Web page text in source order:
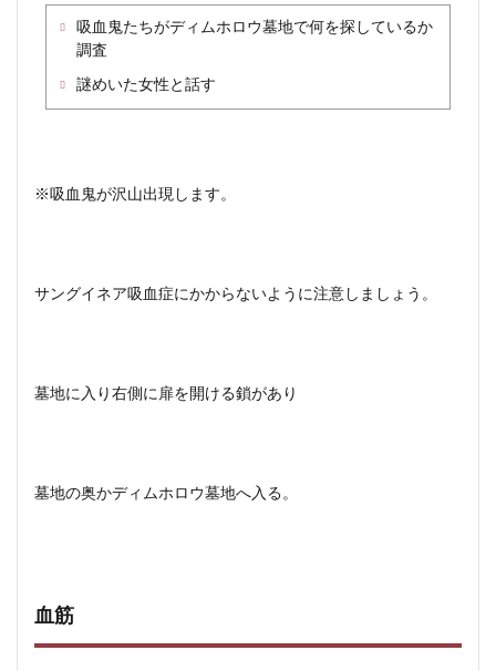
吸血鬼たちがディムホロウ墓地で何を探しているか
調査
謎めいた女性と話す
※吸血鬼が沢山出現します。
サングイネア吸血症にかからないように注意しましょう。
墓地に入り右側に扉を開ける鎖があり
墓地の奥かディムホロウ墓地へ入る。
血筋